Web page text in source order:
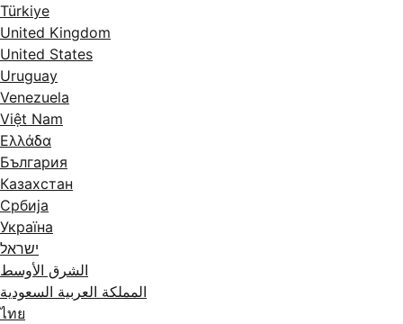
Türkiye
United Kingdom
United States
Uruguay
Venezuela
Việt Nam
Ελλάδα
България
Казахстан
Србија
Україна
ישראל
الشرق الأوسط
المملكة العربية السعودية
ไทย